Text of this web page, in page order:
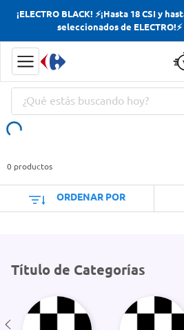
¡ELECTRO BLACK! ⚡¡Hasta 18 CSI y
seleccionados de ELECTRO!⚡
¿Qué estás buscando hoy?
0 productos
ORDENAR POR
Título de Categorías
Términos más
Yerba
Cerveza
Papas Fritas
Términos más
Yerba
Cerveza
Papas Fritas
Doves